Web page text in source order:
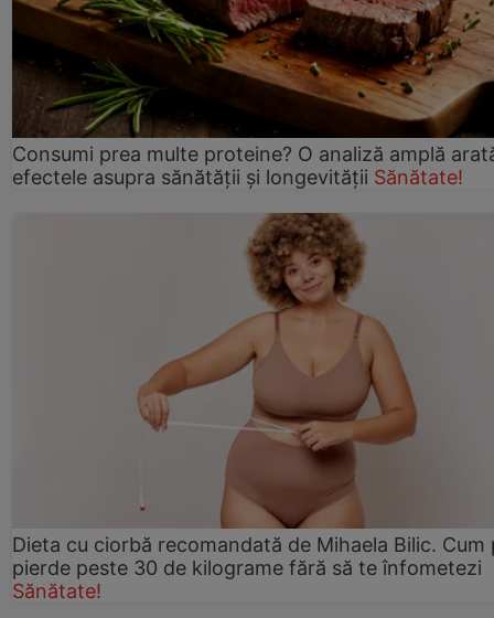
Consumi prea multe proteine? O analiză amplă
efectele asupra sănătății și longevității Sănătate!
Dieta cu ciorbă recomandată de Mihaela Bilic. Cum
pierde peste 30 de kilograme fără să te înfometezi
Sănătate!